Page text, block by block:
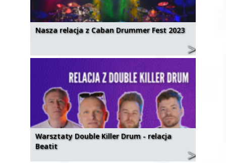
Nasza relacja z Caban Drummer Fest 2023
Warsztaty Double Killer Drum - relacja
Beatit